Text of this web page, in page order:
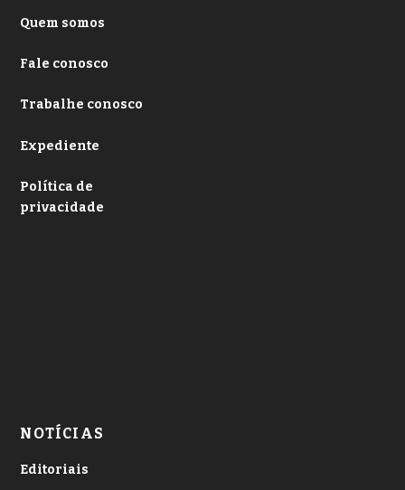
Quem somos
Fale conosco
Trabalhe conosco
Expediente
Política de
privacidade
NOTÍCIAS
Editoriais